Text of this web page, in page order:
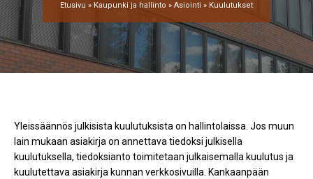
Etusivu » Kaupunki ja hallinto » Asiointi » Kuulutukset
Yleissäännös julkisista kuulutuksista on hallintolaissa. Jos muun
lain mukaan asiakirja on annettava tiedoksi julkisella
kuulutuksella, tiedoksianto toimitetaan julkaisemalla kuulutus ja
kuulutettava asiakirja kunnan verkkosivuilla. Kankaanpään